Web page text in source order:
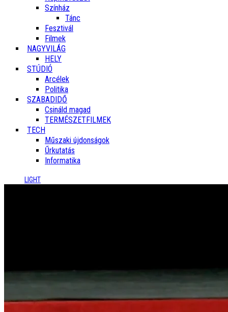
Színház
Tánc
Fesztivál
Filmek
NAGYVILÁG
HELY
STÚDIÓ
Arcélek
Politika
SZABADIDŐ
Csináld magad
TERMÉSZETFILMEK
TECH
Műszaki újdonságok
Űrkutatás
Informatika
LIGHT